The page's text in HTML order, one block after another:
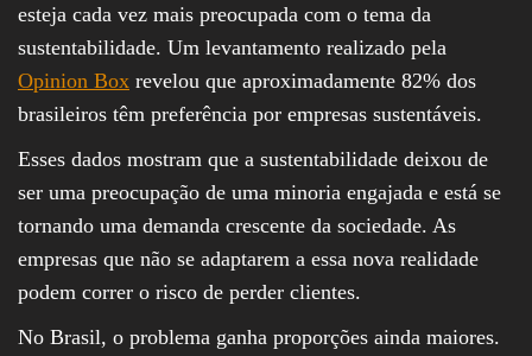
esteja cada vez mais preocupada com o tema da
sustentabilidade. Um levantamento realizado pela
Opinion Box revelou que aproximadamente 82% dos
brasileiros têm preferência por empresas sustentáveis.
Esses dados mostram que a sustentabilidade deixou de
ser uma preocupação de uma minoria engajada e está se
tornando uma demanda crescente da sociedade. As
empresas que não se adaptarem a essa nova realidade
podem correr o risco de perder clientes.
No Brasil, o problema ganha proporções ainda maiores.